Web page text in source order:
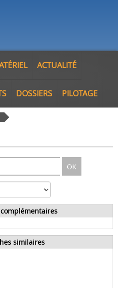
ACTUALITÉ
DOSSIERS PILOTAGE
OK
similaires